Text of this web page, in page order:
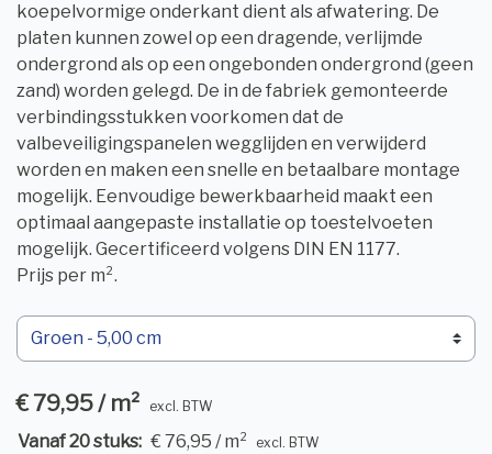
koepelvormige onderkant dient als afwatering. De
platen kunnen zowel op een dragende, verlijmde
ondergrond als op een ongebonden ondergrond (geen
zand) worden gelegd. De in de fabriek gemonteerde
verbindingsstukken voorkomen dat de
valbeveiligingspanelen wegglijden en verwijderd
worden en maken een snelle en betaalbare montage
mogelijk. Eenvoudige bewerkbaarheid maakt een
optimaal aangepaste installatie op toestelvoeten
mogelijk. Gecertificeerd volgens DIN EN 1177.
Prijs per m².
€ 79,95 / m² excl. BTW
Vanaf 20 stuks: € 76,95 / m² excl. BTW